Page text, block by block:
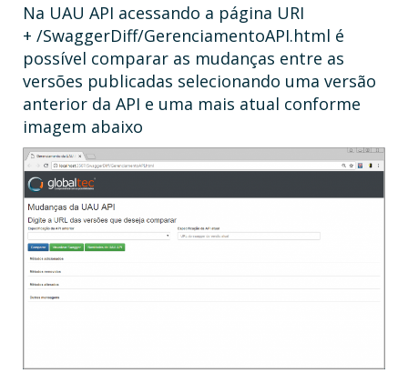
Na UAU API acessando a página URI
+ /SwaggerDiff/GerenciamentoAPI.html é
possível comparar as mudanças entre as
versões publicadas selecionando uma versão
anterior da API e uma mais atual conforme
imagem abaixo